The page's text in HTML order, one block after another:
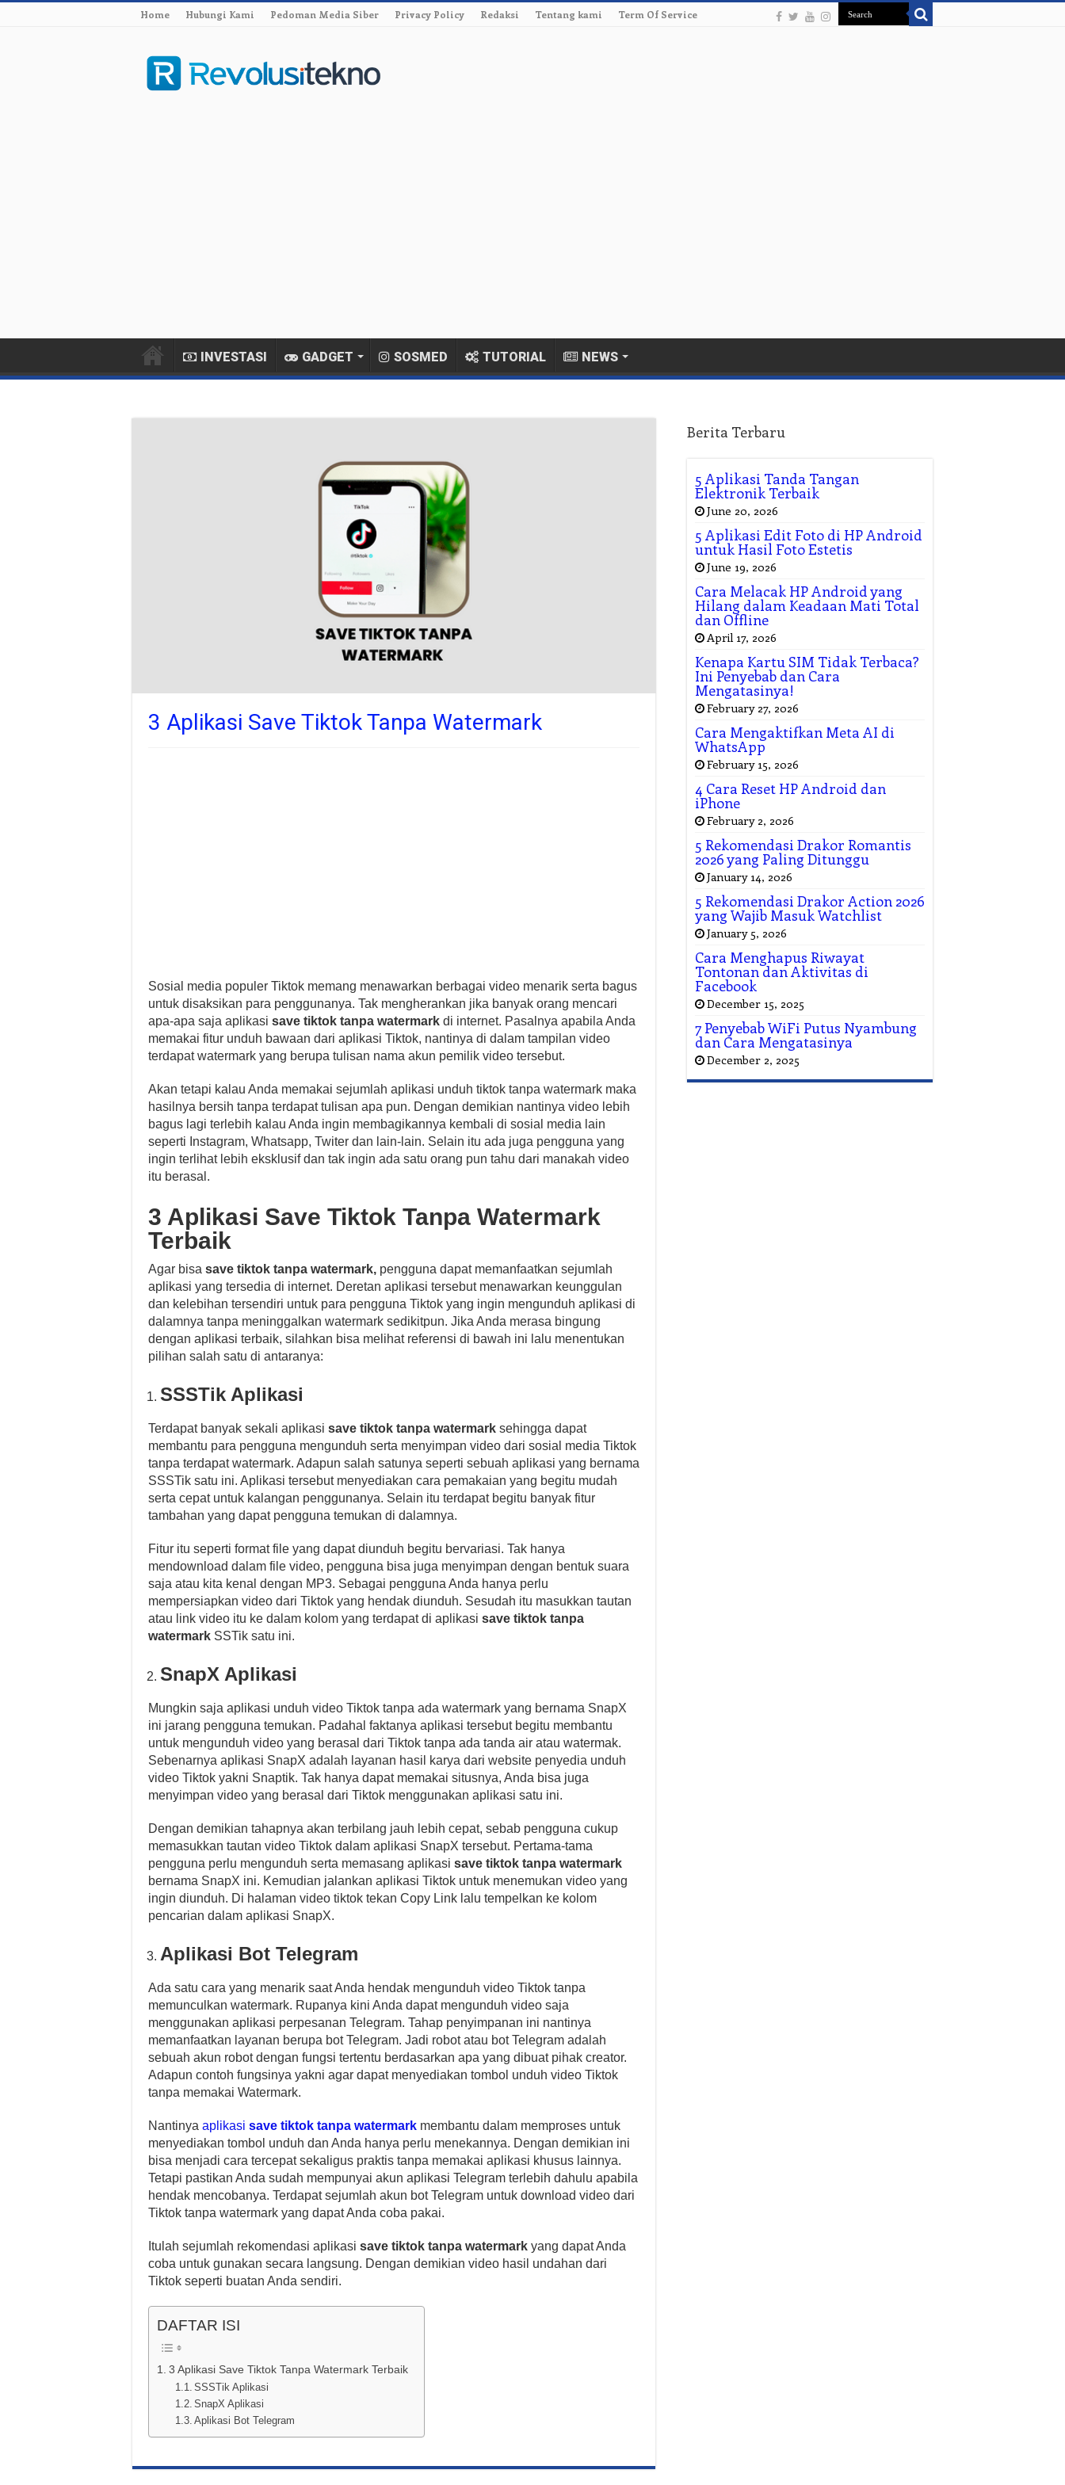
Home Hubungi Kami Pedoman Media Siber Privacy Policy Redaksi Tentang kami Term Of Service
INVESTASI GADGET SOSMED TUTORIAL NEWS
3 Aplikasi Save Tiktok Tanpa Watermark
Sosial media populer Tiktok memang menawarkan berbagai video menarik serta bagus
untuk disaksikan para penggunanya. Tak mengherankan jika banyak orang mencari
apa-apa saja aplikasi save tiktok tanpa watermark di internet. Pasalnya apabila Anda
memakai fitur unduh bawaan dari aplikasi Tiktok, nantinya di dalam tampilan video
terdapat watermark yang berupa tulisan nama akun pemilik video tersebut.
Akan tetapi kalau Anda memakai sejumlah aplikasi unduh tiktok tanpa watermark maka
hasilnya bersih tanpa terdapat tulisan apa pun. Dengan demikian nantinya video lebih
bagus lagi terlebih kalau Anda ingin membagikannya kembali di sosial media lain
seperti Instagram, Whatsapp, Twiter dan lain-lain. Selain itu ada juga pengguna yang
ingin terlihat lebih eksklusif dan tak ingin ada satu orang pun tahu dari manakah video
itu berasal.
3 Aplikasi Save Tiktok Tanpa Watermark
Terbaik
Agar bisa save tiktok tanpa watermark, pengguna dapat memanfaatkan sejumlah
aplikasi yang tersedia di internet. Deretan aplikasi tersebut menawarkan keunggulan
dan kelebihan tersendiri untuk para pengguna Tiktok yang ingin mengunduh aplikasi di
dalamnya tanpa meninggalkan watermark sedikitpun. Jika Anda merasa bingung
dengan aplikasi terbaik, silahkan bisa melihat referensi di bawah ini lalu menentukan
pilihan salah satu di antaranya:
SSSTik Aplikasi
Terdapat banyak sekali aplikasi save tiktok tanpa watermark sehingga dapat
membantu para pengguna mengunduh serta menyimpan video dari sosial media Tiktok
tanpa terdapat watermark. Adapun salah satunya seperti sebuah aplikasi yang bernama
SSSTik satu ini. Aplikasi tersebut menyediakan cara pemakaian yang begitu mudah
serta cepat untuk kalangan penggunanya. Selain itu terdapat begitu banyak fitur
tambahan yang dapat pengguna temukan di dalamnya.
Fitur itu seperti format file yang dapat diunduh begitu bervariasi. Tak hanya
mendownload dalam file video, pengguna bisa juga menyimpan dengan bentuk suara
saja atau kita kenal dengan MP3. Sebagai pengguna Anda hanya perlu
mempersiapkan video dari Tiktok yang hendak diunduh. Sesudah itu masukkan tautan
atau link video itu ke dalam kolom yang terdapat di aplikasi save tiktok tanpa
watermark SSTik satu ini.
SnapX Aplikasi
Mungkin saja aplikasi unduh video Tiktok tanpa ada watermark yang bernama SnapX
ini jarang pengguna temukan. Padahal faktanya aplikasi tersebut begitu membantu
untuk mengunduh video yang berasal dari Tiktok tanpa ada tanda air atau watermak.
Sebenarnya aplikasi SnapX adalah layanan hasil karya dari website penyedia unduh
video Tiktok yakni Snaptik. Tak hanya dapat memakai situsnya, Anda bisa juga
menyimpan video yang berasal dari Tiktok menggunakan aplikasi satu ini.
Dengan demikian tahapnya akan terbilang jauh lebih cepat, sebab pengguna cukup
memasukkan tautan video Tiktok dalam aplikasi SnapX tersebut. Pertama-tama
pengguna perlu mengunduh serta memasang aplikasi save tiktok tanpa watermark
bernama SnapX ini. Kemudian jalankan aplikasi Tiktok untuk menemukan video yang
ingin diunduh. Di halaman video tiktok tekan Copy Link lalu tempelkan ke kolom
pencarian dalam aplikasi SnapX.
Aplikasi Bot Telegram
Ada satu cara yang menarik saat Anda hendak mengunduh video Tiktok tanpa
memunculkan watermark. Rupanya kini Anda dapat mengunduh video saja
menggunakan aplikasi perpesanan Telegram. Tahap penyimpanan ini nantinya
memanfaatkan layanan berupa bot Telegram. Jadi robot atau bot Telegram adalah
sebuah akun robot dengan fungsi tertentu berdasarkan apa yang dibuat pihak creator.
Adapun contoh fungsinya yakni agar dapat menyediakan tombol unduh video Tiktok
tanpa memakai Watermark.
Nantinya aplikasi save tiktok tanpa watermark membantu dalam memproses untuk
menyediakan tombol unduh dan Anda hanya perlu menekannya. Dengan demikian ini
bisa menjadi cara tercepat sekaligus praktis tanpa memakai aplikasi khusus lainnya.
Tetapi pastikan Anda sudah mempunyai akun aplikasi Telegram terlebih dahulu apabila
hendak mencobanya. Terdapat sejumlah akun bot Telegram untuk download video dari
Tiktok tanpa watermark yang dapat Anda coba pakai.
Itulah sejumlah rekomendasi aplikasi save tiktok tanpa watermark yang dapat Anda
coba untuk gunakan secara langsung. Dengan demikian video hasil undahan dari
Tiktok seperti buatan Anda sendiri.
DAFTAR ISI
3 Aplikasi Save Tiktok Tanpa Watermark Terbaik
SSSTik Aplikasi
SnapX Aplikasi
Aplikasi Bot Telegram
Berita Terbaru
5 Aplikasi Tanda Tangan
Elektronik Terbaik
June 20, 2026
5 Aplikasi Edit Foto di HP Android
untuk Hasil Foto Estetis
June 19, 2026
Cara Melacak HP Android yang
Hilang dalam Keadaan Mati Total
dan Offline
April 17, 2026
Kenapa Kartu SIM Tidak Terbaca?
Ini Penyebab dan Cara
Mengatasinya!
February 27, 2026
Cara Mengaktifkan Meta AI di
WhatsApp
February 15, 2026
4 Cara Reset HP Android dan
iPhone
February 2, 2026
5 Rekomendasi Drakor Romantis
2026 yang Paling Ditunggu
January 14, 2026
5 Rekomendasi Drakor Action 2026
yang Wajib Masuk Watchlist
January 5, 2026
Cara Menghapus Riwayat
Tontonan dan Aktivitas di
Facebook
December 15, 2025
7 Penyebab WiFi Putus Nyambung
dan Cara Mengatasinya
December 2, 2025